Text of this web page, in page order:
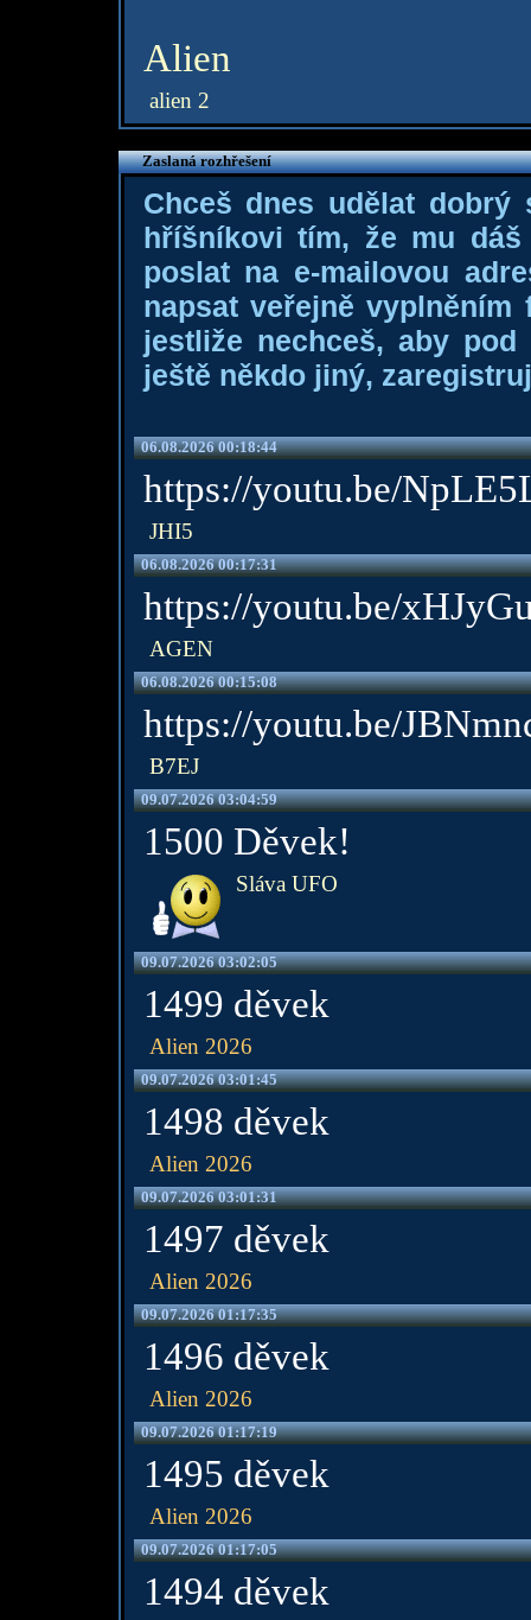
Alien
alien 2
Zaslaná rozhřešení
Chceš dnes udělat dobrý
hříšníkovi tím, že mu
poslat na e-mailovou
napsat veřejně
jestliže nechceš, aby
ještě někdo jiný,
06.08.2026 00:18:44
https://youtu.be/
JHI5
06.08.2026 00:17:31
https://youtu.be/
AGEN
06.08.2026 00:15:08
https://youtu.be/
B7EJ
09.07.2026 03:04:59
1500 Děvek!
Sláva UFO
09.07.2026 03:02:05
1499 děvek
Alien 2026
09.07.2026 03:01:45
1498 děvek
Alien 2026
09.07.2026 03:01:31
1497 děvek
Alien 2026
09.07.2026 01:17:35
1496 děvek
Alien 2026
09.07.2026 01:17:19
1495 děvek
Alien 2026
09.07.2026 01:17:05
1494 děvek